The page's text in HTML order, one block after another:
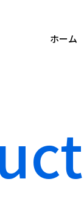
ホーム